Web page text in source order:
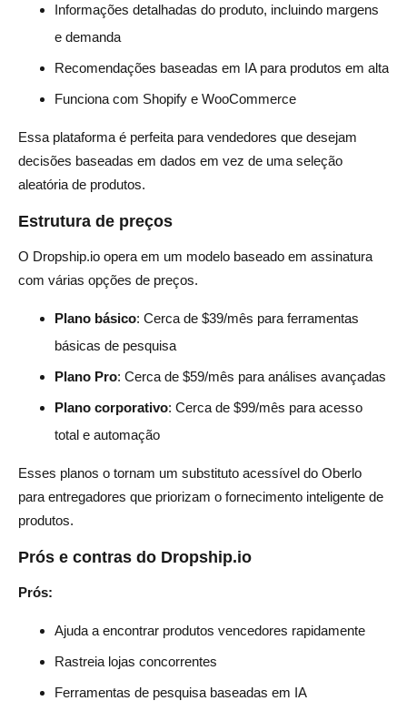
Informações detalhadas do produto, incluindo margens
e demanda
Recomendações baseadas em IA para produtos em alta
Funciona com Shopify e WooCommerce
Essa plataforma é perfeita para vendedores que desejam
decisões baseadas em dados em vez de uma seleção
aleatória de produtos.
Estrutura de preços
O Dropship.io opera em um modelo baseado em assinatura
com várias opções de preços.
Plano básico: Cerca de $39/mês para ferramentas
básicas de pesquisa
Plano Pro: Cerca de $59/mês para análises avançadas
Plano corporativo: Cerca de $99/mês para acesso
total e automação
Esses planos o tornam um substituto acessível do Oberlo
para entregadores que priorizam o fornecimento inteligente de
produtos.
Prós e contras do Dropship.io
Prós:
Ajuda a encontrar produtos vencedores rapidamente
Rastreia lojas concorrentes
Ferramentas de pesquisa baseadas em IA